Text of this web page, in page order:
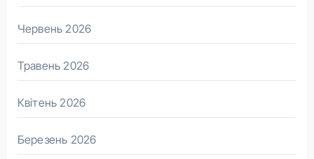
Червень 2026
Травень 2026
Квітень 2026
Березень 2026